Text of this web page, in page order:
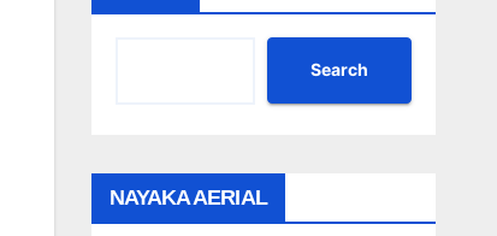
Search
NAYAKA AERIAL